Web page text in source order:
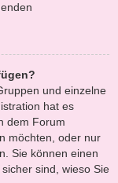
und einzelne
hat es
dem Forum
möchten, oder nur
Sie können einen
sind, wieso Sie